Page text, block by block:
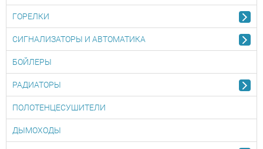
ГОРЕЛКИ
СИГНАЛИЗАТОРЫ И АВТОМАТИКА
БОЙЛЕРЫ
РАДИАТОРЫ
ПОЛОТЕНЦЕСУШИТЕЛИ
ДЫМОХОДЫ